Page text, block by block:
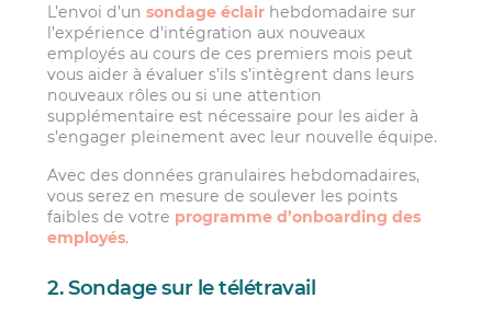
L’envoi d’unsondage éclair hebdomadaire sur
l’expérience d’intégration aux nouveaux
employés au cours de ces premiers mois peut
vous aider à évaluer s’ils s’intègrent dans leurs
nouveaux rôles ou si une attention
supplémentaire est nécessaire pour les aider à
s’engager pleinement avec leur nouvelle équipe.
Avec des données granulaires hebdomadaires,
vous serez en mesure de soulever les points
faibles de votre programme d’onboarding des
employés.
2. Sondage sur le télétravail